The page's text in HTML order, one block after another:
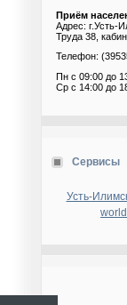
Приём
Адрес: г.Усть-
Труда 38,
Телефон:
Пн с 09:00 до
Ср с 14:00 до
Сервисы
Усть-